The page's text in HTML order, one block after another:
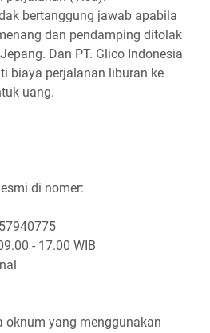
bertanggung jawab apabila
dan pendamping ditolak
Dan PT. Glico Indonesia
biaya perjalanan liburan ke
uang.
di nomer:
- 17.00 WIB
oknum yang menggunakan